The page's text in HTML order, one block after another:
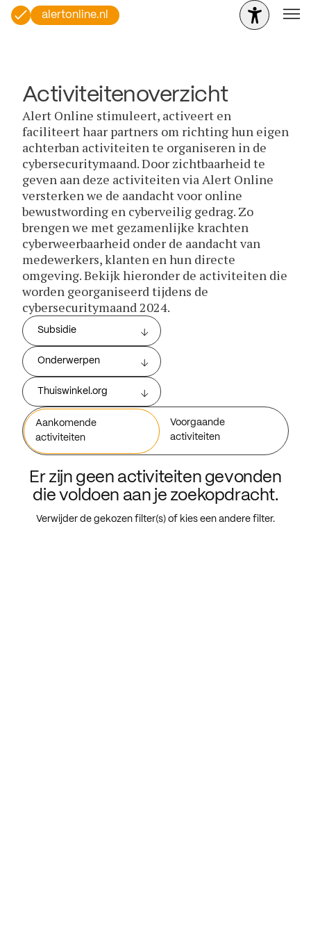
alertonline.nl
Activiteitenoverzicht
Alert Online stimuleert, activeert en
faciliteert haar partners om richting hun eigen
achterban activiteiten te organiseren in de
cybersecuritymaand. Door zichtbaarheid te
geven aan deze activiteiten via Alert Online
versterken we de aandacht voor online
bewustwording en cyberveilig gedrag. Zo
brengen we met gezamenlijke krachten
cyberweerbaarheid onder de aandacht van
medewerkers, klanten en hun directe
omgeving. Bekijk hieronder de activiteiten die
worden georganiseerd tijdens de
cybersecuritymaand 2024.
Subsidie
Onderwerpen
Thuiswinkel.org
Aankomende
activiteiten
Voorgaande
activiteiten
Er zijn geen activiteiten gevonden
die voldoen aan je zoekopdracht.
Verwijder de gekozen filter(s) of kies een andere filter.